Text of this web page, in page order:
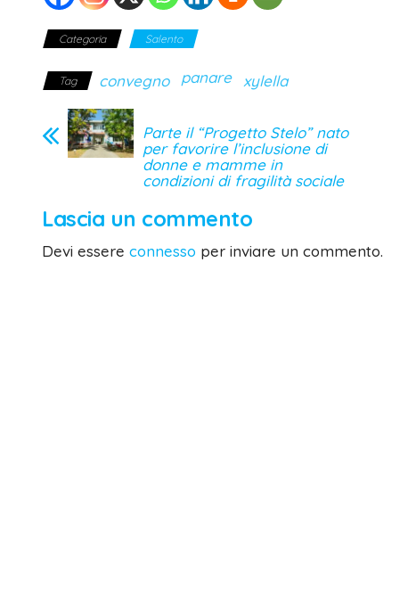
Categoria Salento
Tag convegno panare xylella
Parte il “Progetto Stelo” nato
per favorire l’inclusione di
donne e mamme in
condizioni di fragilità sociale
Lascia un commento
Devi essere connesso per inviare un commento.